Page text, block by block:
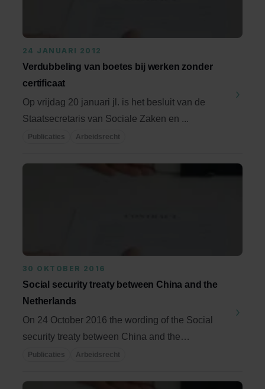
24 JANUARI 2012
Verdubbeling van boetes bij werken zonder
certificaat
Op vrijdag 20 januari jl. is het besluit van de
Staatsecretaris van Sociale Zaken en ...
Publicaties Arbeidsrecht
30 OKTOBER 2016
Social security treaty between China and the
Netherlands
On 24 October 2016 the wording of the Social
security treaty between China and the
Netherlands was ...
Publicaties Arbeidsrecht